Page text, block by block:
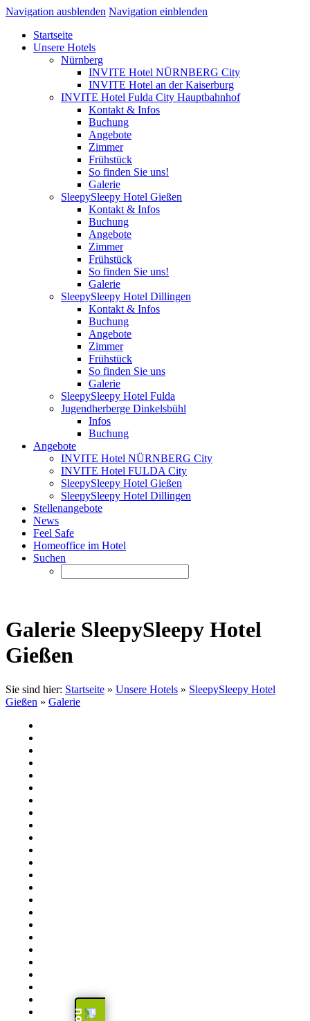
Navigation ausblenden Navigation einblenden
Startseite
Unsere Hotels
Nürnberg
INVITE Hotel NÜRNBERG City
INVITE Hotel an der Kaiserburg
INVITE Hotel Fulda City Hauptbahnhof
Kontakt & Infos
Buchung
Angebote
Zimmer
Frühstück
So finden Sie uns!
Galerie
SleepySleepy Hotel Gießen
Kontakt & Infos
Buchung
Angebote
Zimmer
Frühstück
So finden Sie uns!
Galerie
SleepySleepy Hotel Dillingen
Kontakt & Infos
Buchung
Angebote
Zimmer
Frühstück
So finden Sie uns
Galerie
SleepySleepy Hotel Fulda
Jugendherberge Dinkelsbühl
Infos
Buchung
Angebote
INVITE Hotel NÜRNBERG City
INVITE Hotel FULDA City
SleepySleepy Hotel Gießen
SleepySleepy Hotel Dillingen
Stellenangebote
News
Feel Safe
Homeoffice im Hotel
Suchen
Galerie SleepySleepy Hotel
Gießen
Sie sind hier: Startseite » Unsere Hotels » SleepySleepy Hotel
Gießen » Galerie